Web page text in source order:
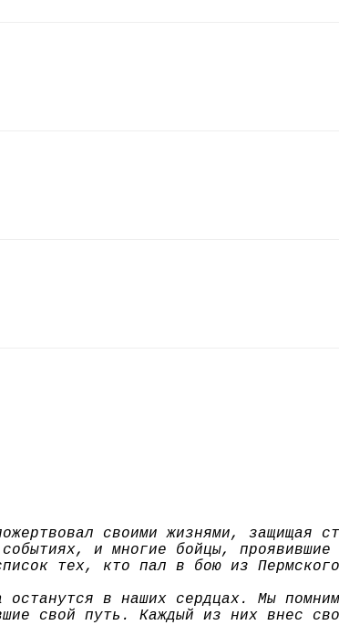
своими жизнями, защищая
и многие бойцы, проявившие
тех, кто пал в бою из
в наших сердцах. Мы
свой путь. Каждый из них внес